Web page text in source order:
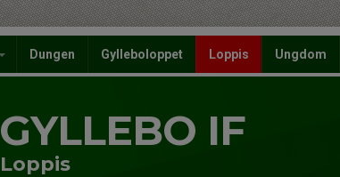
Dungen Gylleboloppet Loppis Ungdom
GYLLEBO IF
Loppis